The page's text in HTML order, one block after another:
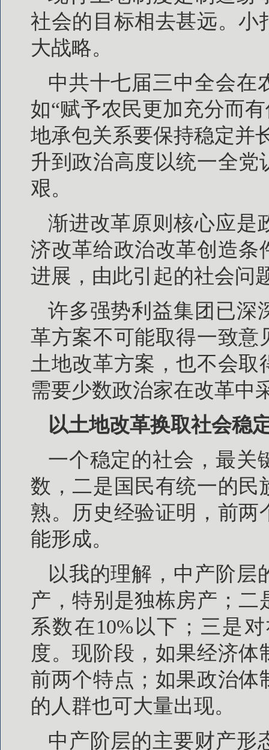
社会的目标相去甚远。小
大战略。
中共十七届三中全会在
如“赋予农民更加充分而
地承包关系要保持稳定并
升到政治高度以统一全
艰。
渐进改革原则核心应是
济改革给政治改革创造条
进展，由此引起的社会问
许多强势利益集团已深
革方案不可能取得一致意
土地改革方案，也不会
需要少数政治家在改革中
以土地改革换取社会稳
一个稳定的社会，最关
数，二是国民有统一的民
熟。历史经验证明，前
能形成。
以我的理解，中产阶层
产，特别是独栋房产；
系数在10%以下；三是
度。现阶段，如果经济
前两个特点；如果政治体
的人群也可大量出现。
中产阶层的主要财产形